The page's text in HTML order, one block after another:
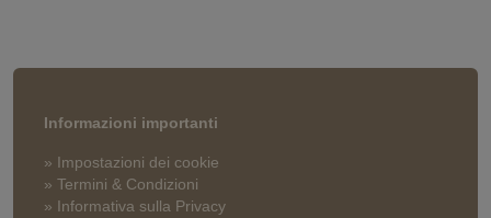
Informazioni importanti
» Impostazioni dei cookie
» Termini & Condizioni
» Informativa sulla Privacy